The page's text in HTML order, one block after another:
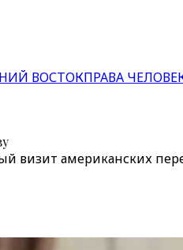
ВОСТОКПРАВА
визит американских